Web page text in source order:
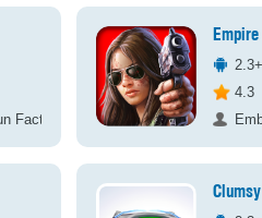
Factory
2.3+
4.3